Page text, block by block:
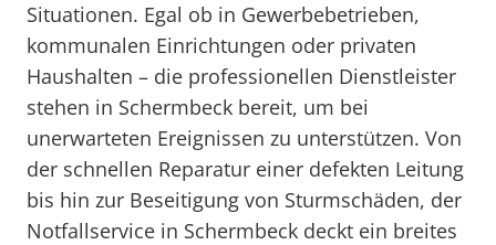
Situationen. Egal ob in Gewerbebetrieben,
kommunalen Einrichtungen oder privaten
Haushalten – die professionellen Dienstleister
stehen in Schermbeck bereit, um bei
unerwarteten Ereignissen zu unterstützen. Von
der schnellen Reparatur einer defekten Leitung
bis hin zur Beseitigung von Sturmschäden, der
Notfallservice in Schermbeck deckt ein breites